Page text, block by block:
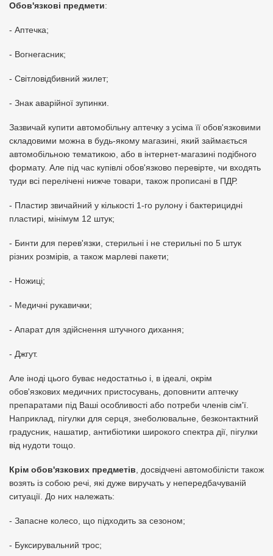
Обов'язкові предмети:
- Аптечка;
- Вогнегасник;
- Світловідбивний жилет;
- Знак аварійної зупинки.
Зазвичай купити автомобільну аптечку з усіма її обов'язковими
складовими можна в будь-якому магазині, який займається
автомобільною тематикою, або в інтернет-магазині подібного
формату. Але під час купівлі обов'язково перевірте, чи входять
туди всі перелічені нижче товари, також прописані в ПДР.
- Пластир звичайний у кількості 1-го рулону і бактерицидні
пластирі, мінімум 12 штук;
- Бинти для перев'язки, стерильні і не стерильні по 5 штук
різних розмірів, а також марлеві пакети;
- Ножиці;
- Медичні рукавички;
- Апарат для здійснення штучного дихання;
- Джгут.
Але іноді цього буває недостатньо і, в ідеалі, окрім
обов'язкових медичних пристосувань, доповнити аптечку
препаратами під Ваші особливості або потреби членів сім'ї.
Наприклад, пігулки для серця, знеболювальне, безконтактний
градусник, нашатир, антибіотики широкого спектра дії, пігулки
від нудоти тощо.
Крім обов'язкових предметів, досвідчені автомобілісти також
возять із собою речі, які дуже виручать у непередбачуваній
ситуації. До них належать:
- Запасне колесо, що підходить за сезоном;
- Буксирувальний трос;